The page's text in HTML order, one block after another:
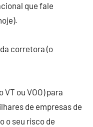
que fale
corretora (o
VT ou VOO) para
de empresas de
o seu risco de